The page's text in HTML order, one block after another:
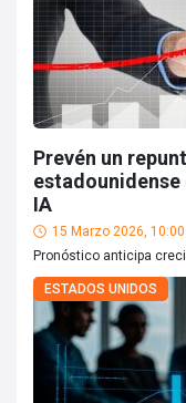
Prevén un
estadounidense
IA
15 Marzo 2026, 10:00
Pronóstico anticipa
ESTADOS UNIDOS